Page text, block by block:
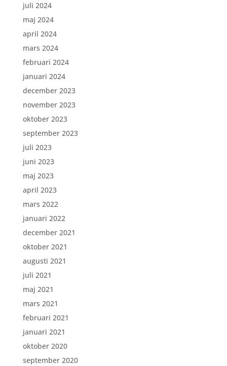
juli 2024
maj 2024
april 2024
mars 2024
februari 2024
januari 2024
december 2023
november 2023
oktober 2023
september 2023
juli 2023
juni 2023
maj 2023
april 2023
mars 2022
januari 2022
december 2021
oktober 2021
augusti 2021
juli 2021
maj 2021
mars 2021
februari 2021
januari 2021
oktober 2020
september 2020